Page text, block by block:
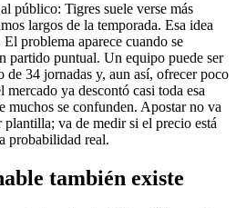
público: Tigres suele verse más
largos de la temporada. Esa idea
problema aparece cuando se
partido puntual. Un equipo puede ser
de 34 jornadas y, aun así, ofrecer poco
ya descontó casi toda esa
muchos se confunden. Apostar no va
va de medir si el precio está
probabilidad real.
también existe